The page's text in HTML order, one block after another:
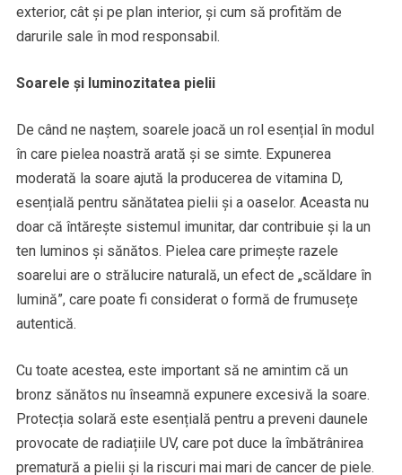
exterior, cât și pe plan interior, și cum să profităm de
darurile sale în mod responsabil.
Soarele și luminozitatea pielii
De când ne naștem, soarele joacă un rol esențial în modul
în care pielea noastră arată și se simte. Expunerea
moderată la soare ajută la producerea de vitamina D,
esențială pentru sănătatea pielii și a oaselor. Aceasta nu
doar că întărește sistemul imunitar, dar contribuie și la un
ten luminos și sănătos. Pielea care primește razele
soarelui are o strălucire naturală, un efect de „scăldare în
lumină”, care poate fi considerat o formă de frumusețe
autentică.
Cu toate acestea, este important să ne amintim că un
bronz sănătos nu înseamnă expunere excesivă la soare.
Protecția solară este esențială pentru a preveni daunele
provocate de radiațiile UV, care pot duce la îmbătrânirea
prematură a pielii și la riscuri mai mari de cancer de piele.